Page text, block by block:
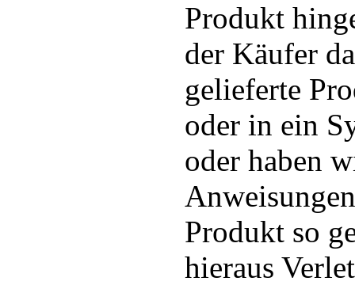
Produkt
der Käufer
gelieferte
oder in ein
oder haben
Produkt so
hieraus